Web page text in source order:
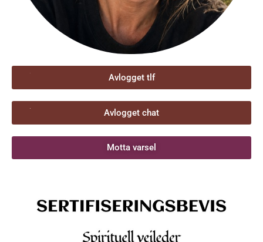
Avlogget tlf
Avlogget chat
Motta varsel